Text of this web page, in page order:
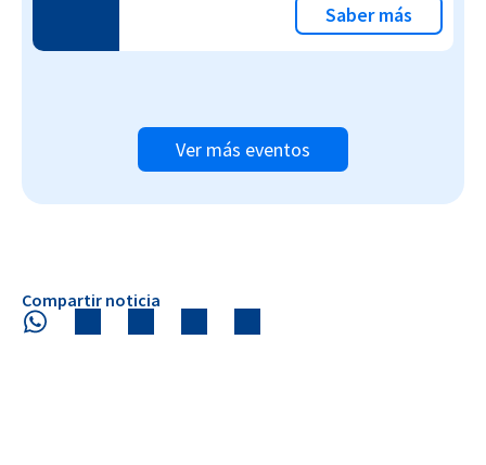
Saber más
Ver más eventos
Compartir noticia